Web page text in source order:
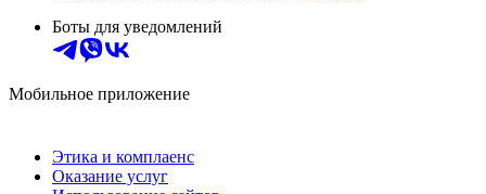
Боты для уведомлений
Мобильное приложение
Этика и комплаенс
Оказание услуг